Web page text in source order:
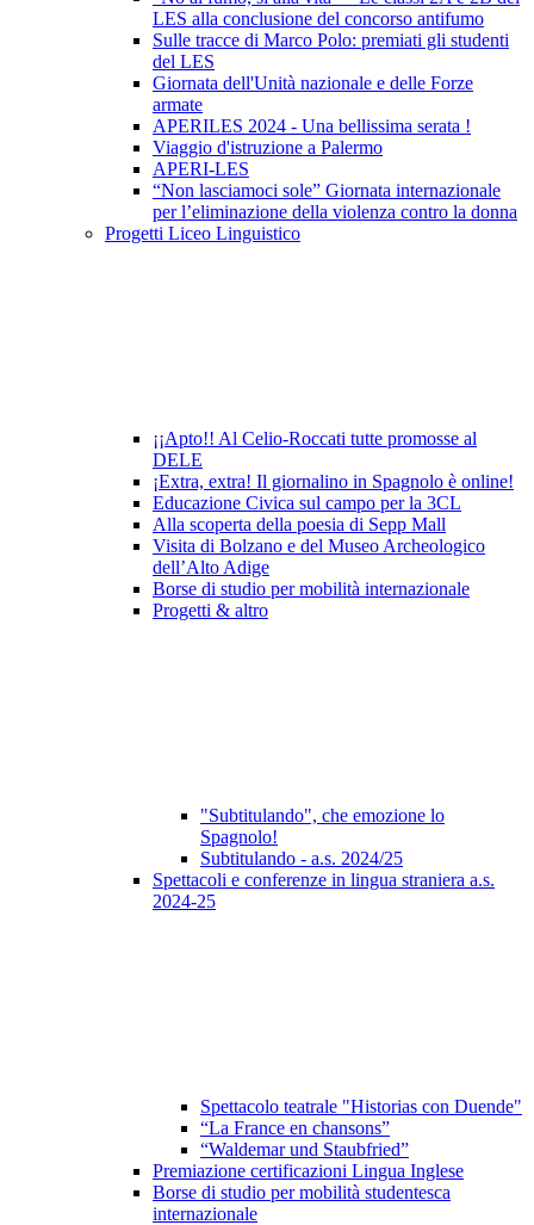
LES alla conclusione del concorso antifumo
Sulle tracce di Marco Polo: premiati gli studenti
del LES
Giornata dell'Unità nazionale e delle Forze
armate
APERILES 2024 - Una bellissima serata !
Viaggio d'istruzione a Palermo
APERI-LES
“Non lasciamoci sole” Giornata internazionale
per l’eliminazione della violenza contro la donna
Progetti Liceo Linguistico
¡¡Apto!! Al Celio-Roccati tutte promosse al
DELE
¡Extra, extra! Il giornalino in Spagnolo è online!
Educazione Civica sul campo per la 3CL
Alla scoperta della poesia di Sepp Mall
Visita di Bolzano e del Museo Archeologico
dell’Alto Adige
Borse di studio per mobilità internazionale
Progetti & altro
"Subtitulando", che emozione lo
Spagnolo!
Subtitulando - a.s. 2024/25
Spettacoli e conferenze in lingua straniera a.s.
2024-25
Spettacolo teatrale "Historias con Duende"
“La France en chansons”
“Waldemar und Staubfried”
Premiazione certificazioni Lingua Inglese
Borse di studio per mobilità studentesca
internazionale